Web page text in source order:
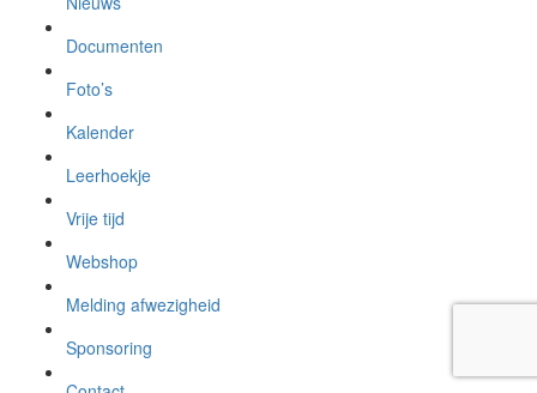
Documenten
Foto’s
Kalender
Leerhoekje
Vrije tijd
Webshop
Melding afwezigheid
Sponsoring